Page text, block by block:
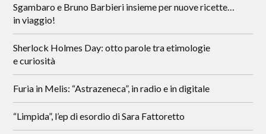
Sgambaro e Bruno Barbieri insieme per nuove ricette…
in viaggio!
Sherlock Holmes Day: otto parole tra etimologie
e curiosità
Furia in Melis: “Astrazeneca”, in radio e in digitale
“Limpida”, l’ep di esordio di Sara Fattoretto